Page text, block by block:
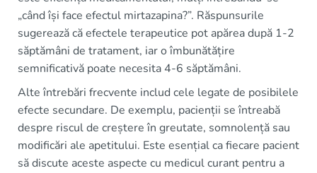
„când își face efectul mirtazapina?”. Răspunsurile
sugerează că efectele terapeutice pot apărea după 1-2
săptămâni de tratament, iar o îmbunătățire
semnificativă poate necesita 4-6 săptămâni.
Alte întrebări frecvente includ cele legate de posibilele
efecte secundare. De exemplu, pacienții se întreabă
despre riscul de creștere în greutate, somnolență sau
modificări ale apetitului. Este esențial ca fiecare pacient
să discute aceste aspecte cu medicul curant pentru a